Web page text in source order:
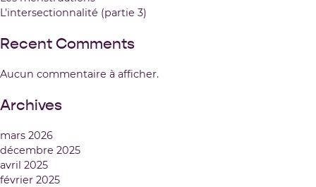
L’intersectionnalité (partie 3)
Recent Comments
Aucun commentaire à afficher.
Archives
mars 2026
décembre 2025
avril 2025
février 2025